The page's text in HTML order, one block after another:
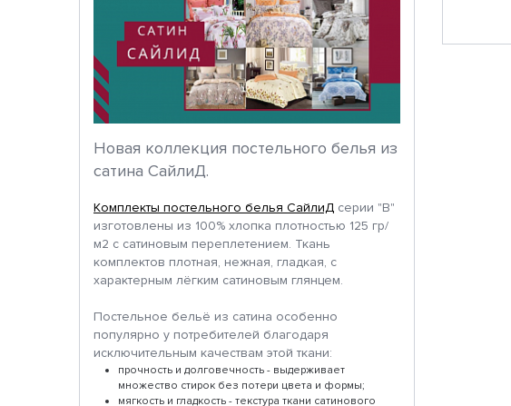
Новая коллекция постельного белья из
сатина СайлиД.
Комплекты постельного белья СайлиД серии "В"
изготовлены из 100% хлопка плотностью 125 гр/
м2 с сатиновым переплетением. Ткань
комплектов плотная, нежная, гладкая, с
характерным лёгким сатиновым глянцем.
Постельное бельё из сатина особенно
популярно у потребителей благодаря
исключительным качествам этой ткани:
прочность и долговечность - выдерживает
множество стирок без потери цвета и формы;
мягкость и гладкость - текстура ткани сатинового